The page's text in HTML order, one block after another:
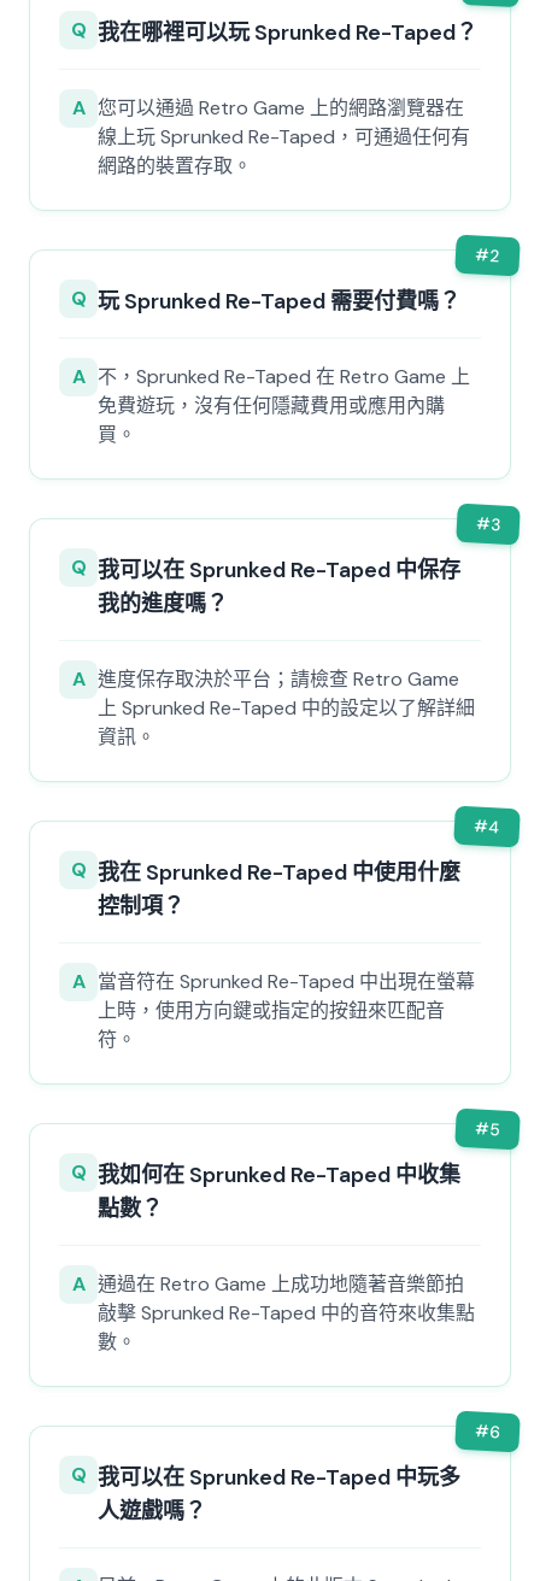
Q 我在哪裡可以玩 Sprunked Re-Taped？
A 您可以通過 Retro Game 上的網路瀏覽器在
線上玩 Sprunked Re-Taped，可通過任何有
網路的裝置存取。
#2
Q 玩 Sprunked Re-Taped 需要付費嗎？
A 不，Sprunked Re-Taped 在 Retro Game 上
免費遊玩，沒有任何隱藏費用或應用內購
買。
#3
Q 我可以在 Sprunked Re-Taped 中保存
我的進度嗎？
A 進度保存取決於平台；請檢查 Retro Game
上 Sprunked Re-Taped 中的設定以了解詳細
資訊。
#4
Q 我在 Sprunked Re-Taped 中使用什麼
控制項？
A 當音符在 Sprunked Re-Taped 中出現在螢幕
上時，使用方向鍵或指定的按鈕來匹配音
符。
#5
Q 我如何在 Sprunked Re-Taped 中收集
點數？
A 通過在 Retro Game 上成功地隨著音樂節拍
敲擊 Sprunked Re-Taped 中的音符來收集點
數。
#6
Q 我可以在 Sprunked Re-Taped 中玩多
人遊戲嗎？